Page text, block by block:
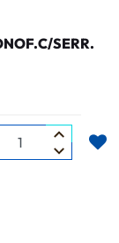
SERR.